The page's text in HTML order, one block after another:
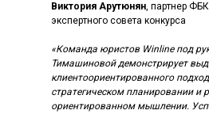
Виктория Арутюнян, партнер
экспертного совета конкурса
«Команда юристов Winline под
Тимашиновой демонстрирует
клиентоориентированного
стратегическом планировании и
ориентированном мышлении.